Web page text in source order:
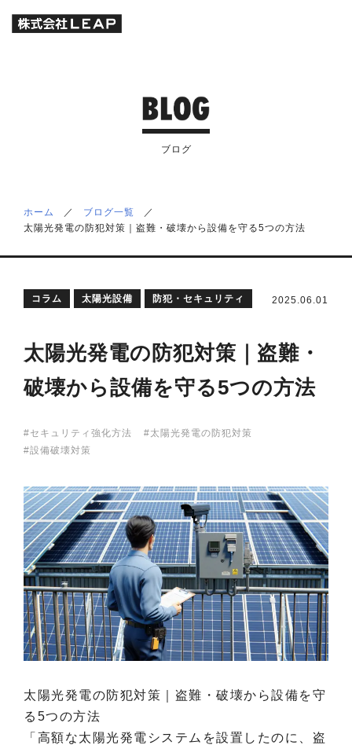
ブログ
ホーム ／ ブログ一覧
／
太陽光発電の防犯対策｜盗難・破壊から設備を守る5つの方法
コラム 太陽光設備 防犯・セキュリティ 2025.06.01
太陽光発電の防犯対策｜盗難・
破壊から設備を守る5つの方法
セキュリティ強化方法
太陽光発電の防犯対策
設備破壊対策
太陽光発電の防犯対策｜盗難・破壊から設備を守
る5つの方法
「高額な太陽光発電システムを設置したのに、盗